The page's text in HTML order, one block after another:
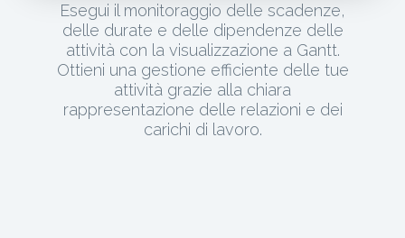
Esegui il monitoraggio delle scadenze,
delle durate e delle dipendenze delle
attività con la visualizzazione a Gantt.
Ottieni una gestione efficiente delle tue
attività grazie alla chiara
rappresentazione delle relazioni e dei
carichi di lavoro.